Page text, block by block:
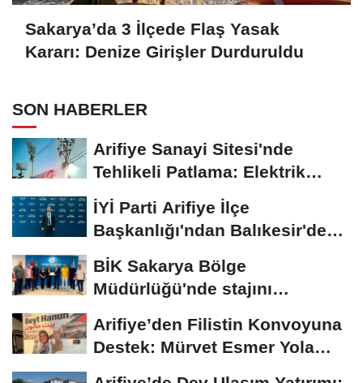
Sakarya’da 3 İlçede Flaş Yasak
Kararı: Denize Girişler Durduruldu
SON HABERLER
Arifiye Sanayi Sitesi'nde
Tehlikeli Patlama: Elektrik
Altyapısı Çöktü,...
İYİ Parti Arifiye İlçe
Başkanlığı'ndan Balıkesir'deki
Büyük...
BİK Sakarya Bölge
Müdürlüğü'nde stajını
Arifiye’den Filistin Konvoyuna
Destek: Mürvet Esmer Yola